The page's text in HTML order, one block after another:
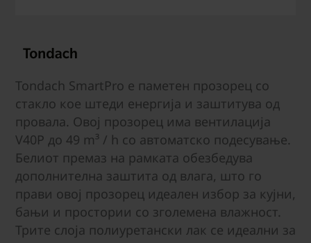
Tondach SmartPro е паметен прозорец со
стакло кое штеди енергија и заштитува од
провала. Овој прозорец има вентилација
V40P до 49 m³ / h со автоматско подесување.
Белиот премаз на рамката обезбедува
дополнителна заштита од влага, што го
прави овој прозорец идеален избор за кујни,
бањи и простории со зголемена влажност.
Трите слоја полиуретански лак се идеални за